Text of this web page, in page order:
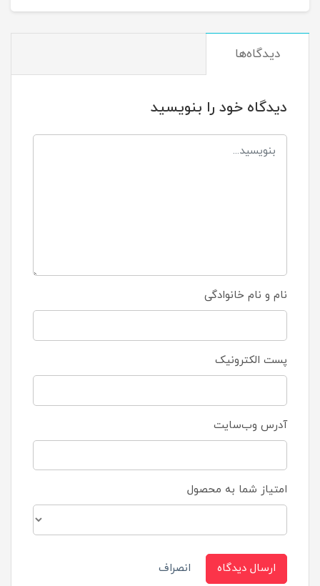
دیدگاه‌ها
دیدگاه خود را بنویسید
نام و نام خانوادگی
پست الکترونیک
آدرس وب‌سایت
امتیاز شما به محصول
ارسال دیدگاه انصراف